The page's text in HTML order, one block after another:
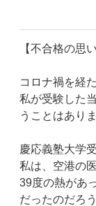
【不合格の思
コロナ禍を経
私が受験した
うことはあり
慶応義塾大学
私は、空港の
39度の熱があ
だったのだろ